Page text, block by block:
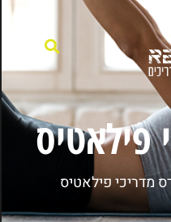
פילאטיס
מדריכי פילאטיס